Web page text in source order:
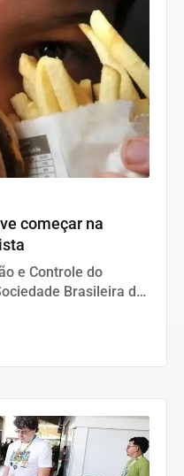
começar na
e Controle do
Brasileira de
preventivo aos 10
e atividade física.
da interrupção do